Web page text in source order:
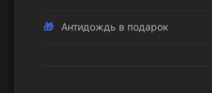
Антидождь в подарок